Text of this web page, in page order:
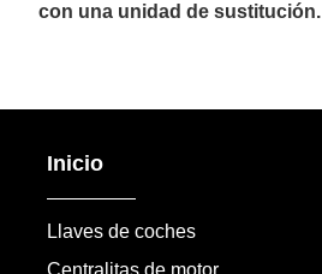
con una unidad de sustitución.
Inicio
Llaves de coches
Centralitas de motor